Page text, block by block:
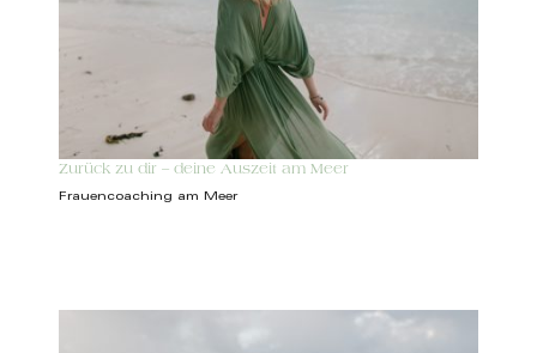
Zurück zu dir – deine Auszeit am Meer
Frauencoaching am Meer